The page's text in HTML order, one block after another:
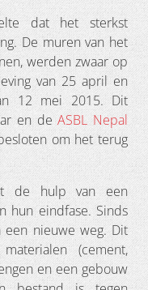
dat het sterkst
De muren van het
werden zwaar op
van 25 april en
12 mei 2015. Dit
en deASBL Nepal
om het terug
de hulp van een
hun eindfase. Sinds
een nieuwe weg. Dit
(cement,
en een gebouw